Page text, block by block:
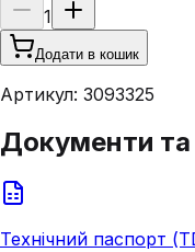
1
Додати в кошик
Артикул: 3093325
Документи та
Технічний паспорт